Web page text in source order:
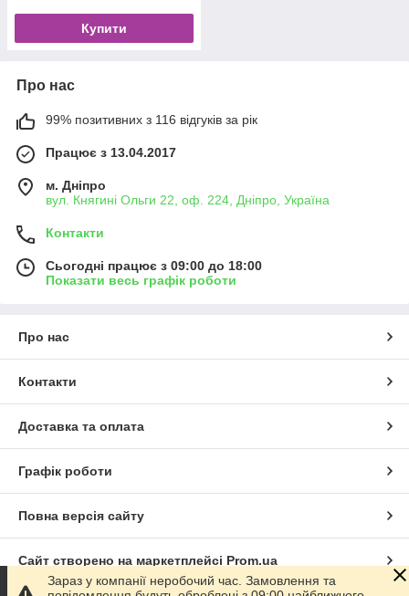
Купити
Про нас
99% позитивних з 116 відгуків за рік
Працює з 13.04.2017
м. Дніпро
вул. Княгині Ольги 22, оф. 224, Дніпро, Україна
Контакти
Сьогодні працює з 09:00 до 18:00
Показати весь графік роботи
Про нас
Контакти
Доставка та оплата
Графік роботи
Повна версія сайту
Сайт створено на маркетплейсі Prom.ua
Зараз у компанії неробочий час. Замовлення та